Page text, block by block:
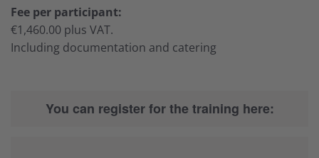
Fee per participant:
€1,460.00 plus VAT.
Including documentation and catering
You can register for the training here: